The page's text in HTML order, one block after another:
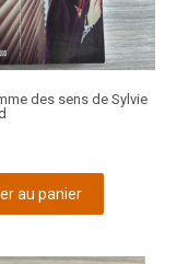
des sens de Sylvie
au panier